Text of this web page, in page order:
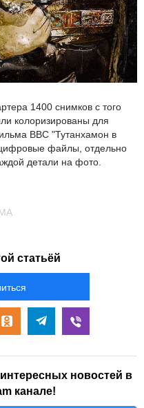
1400 снимков с того
колоризированы для
ВВС "Тутанхамон в
файлы, отдельно
детали на фото.
статьёй
новостей в
канале!